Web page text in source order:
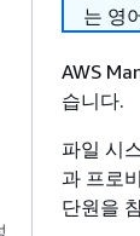
는 영
AWS
습니다.
파일 시
과 프로
단원을